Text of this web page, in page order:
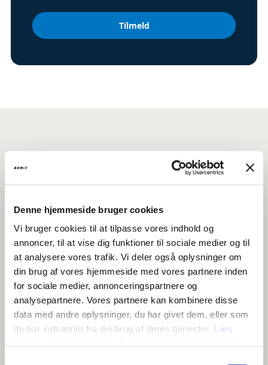
Denne hjemmeside bruger cookies
Vi bruger cookies til at tilpasse vores indhold og
annoncer, til at vise dig funktioner til sociale medier og til
at analysere vores trafik. Vi deler også oplysninger om
din brug af vores hjemmeside med vores partnere inden
for sociale medier, annonceringspartnere og
analysepartnere. Vores partnere kan kombinere disse
data med andre oplysninger, du har givet dem, eller som
de har indsamlet fra din brug af deres tjenester. Læs
Måske synes du også om disse
NYHEDER